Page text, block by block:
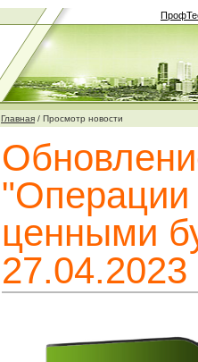
Главная / Просмотр новости
"Операции
ценными
27.04.2023